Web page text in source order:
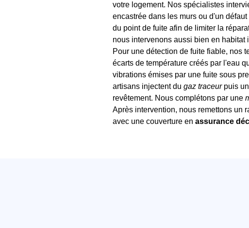
votre logement. Nos spécialistes
encastrée dans les murs ou d'un
du point de fuite afin de limiter la
nous intervenons aussi bien en habitat
Pour une détection de fuite fiable, nos
écarts de température créés par l'eau
vibrations émises par une fuite sous
artisans injectent du gaz traceurpuis un
revêtement. Nous complétons par une
Après intervention, nous remettons un
avec une couverture en assurance